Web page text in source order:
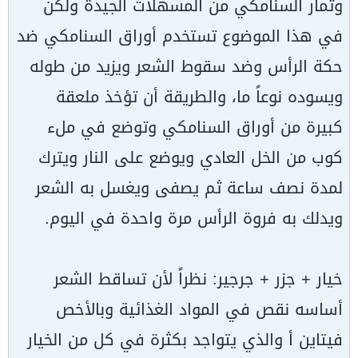
في هذا الموضوع تستخدم أوراق السنامكي ضد
حكة الرأس وضد سقوط الشعر ويزيد من طوله
ويسوده نوعاً ما، والطريقة أن تؤخذ ملعقة
كبيرة من أوراق السنامكي وتوضع في ملء
كوب من الخل العادي ويوضع على النار ويترك
لمدة نصف ساعة ثم يصفى ويغسل به الشعر
ويدلك به فروة الرأس مرة واحدة في اليوم.
خيار + جزر + جرجير: نظراً لأن تساقط الشعر
أساسه نقص في المواد الغذائية وبالأخص
فيتاين أ والذي يتواجد بكثرة في كل من الخيار